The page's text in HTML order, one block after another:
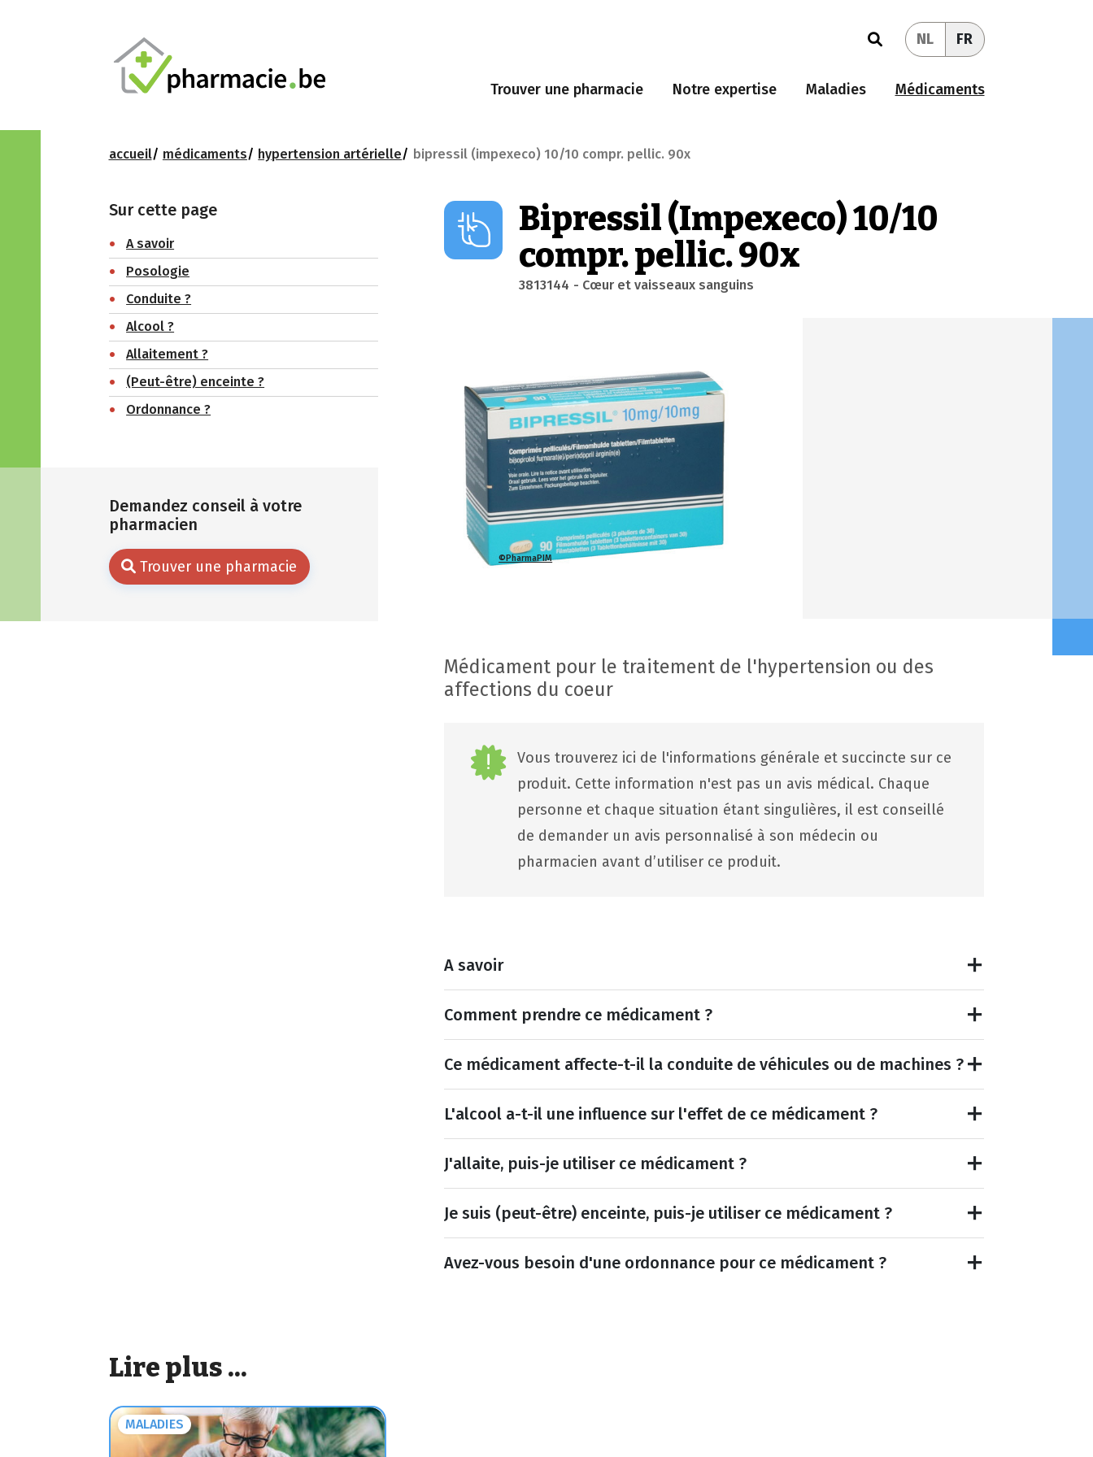
NL FR
Trouver une pharmacie Notre expertise Maladies Médicaments
accueil médicaments hypertension artérielle bipressil (impexeco) 10/10 compr. pellic. 90x
Demandez conseil à votre
pharmacien
Trouver une pharmacie
Sur cette page
A savoir
Posologie
Conduite ?
Alcool ?
Allaitement ?
(Peut-être) enceinte ?
Ordonnance ?
Bipressil (Impexeco) 10/10
compr. pellic. 90x
3813144 - Cœur et vaisseaux sanguins
©PharmaPIM
Médicament pour le traitement de l'hypertension ou des
affections du coeur
Vous trouverez ici de l'informations générale et succincte sur ce
produit. Cette information n'est pas un avis médical. Chaque
personne et chaque situation étant singulières, il est conseillé
de demander un avis personnalisé à son médecin ou
pharmacien avant d’utiliser ce produit.
A savoir
Comment prendre ce médicament ?
Ce médicament affecte-t-il la conduite de véhicules ou de machines ?
L'alcool a-t-il une influence sur l'effet de ce médicament ?
J'allaite, puis-je utiliser ce médicament ?
Je suis (peut-être) enceinte, puis-je utiliser ce médicament ?
Avez-vous besoin d'une ordonnance pour ce médicament ?
Lire plus ...
MALADIES